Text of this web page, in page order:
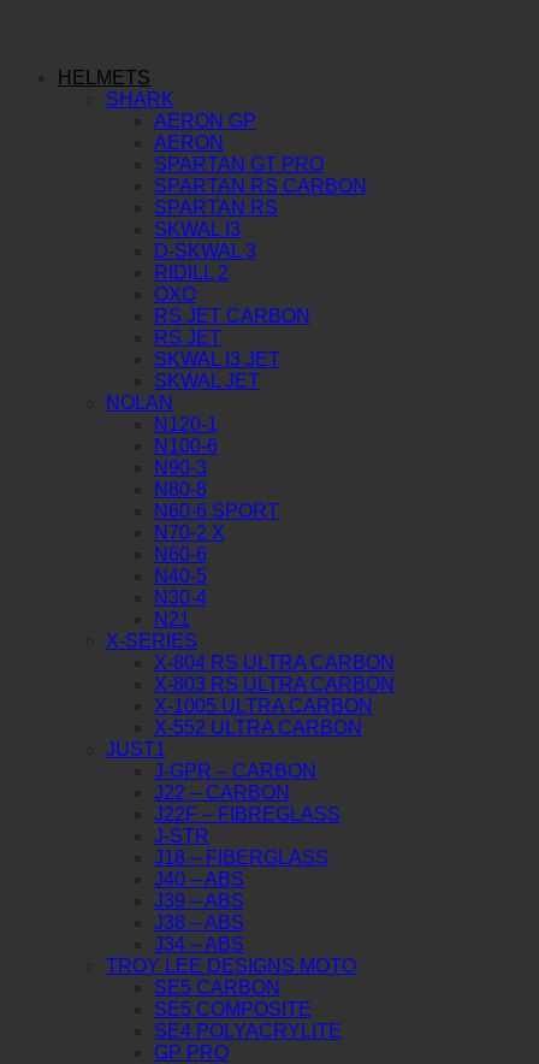
HELMETS
SHARK
AERON GP
AERON
SPARTAN GT PRO
SPARTAN RS CARBON
SPARTAN RS
SKWAL I3
D-SKWAL 3
RIDILL 2
OXO
RS JET CARBON
RS JET
SKWAL I3 JET
SKWAL JET
NOLAN
N120-1
N100-6
N90-3
N80-8
N60-6 SPORT
N70-2 X
N60-6
N40-5
N30-4
N21
X-SERIES
X-804 RS ULTRA CARBON
X-803 RS ULTRA CARBON
X-1005 ULTRA CARBON
X-552 ULTRA CARBON
JUST1
J-GPR – CARBON
J22 – CARBON
J22F – FIBREGLASS
J-STR
J18 – FIBERGLASS
J40 – ABS
J39 – ABS
J38 – ABS
J34 – ABS
TROY LEE DESIGNS MOTO
SE5 CARBON
SE5 COMPOSITE
SE4 POLYACRYLITE
GP PRO